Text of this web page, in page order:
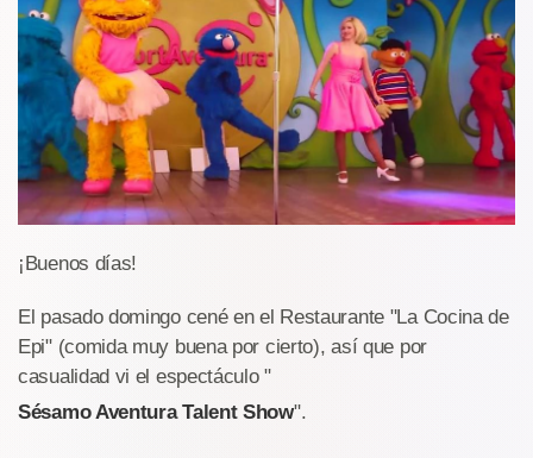
¡Buenos días!
El pasado domingo cené en el Restaurante "La Cocina de
Epi" (comida muy buena por cierto), así que por
casualidad vi el espectáculo "
Sésamo Aventura Talent Show".